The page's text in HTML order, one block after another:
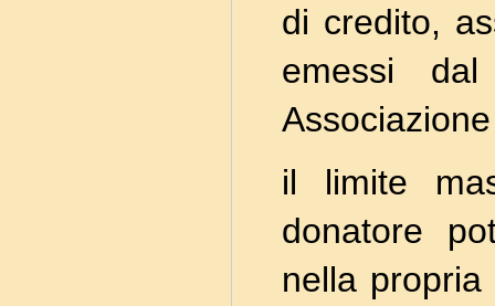
di credito,
emessi
il limite
donatore
nella